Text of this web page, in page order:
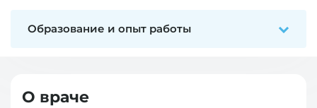
Образование и опыт работы
О враче